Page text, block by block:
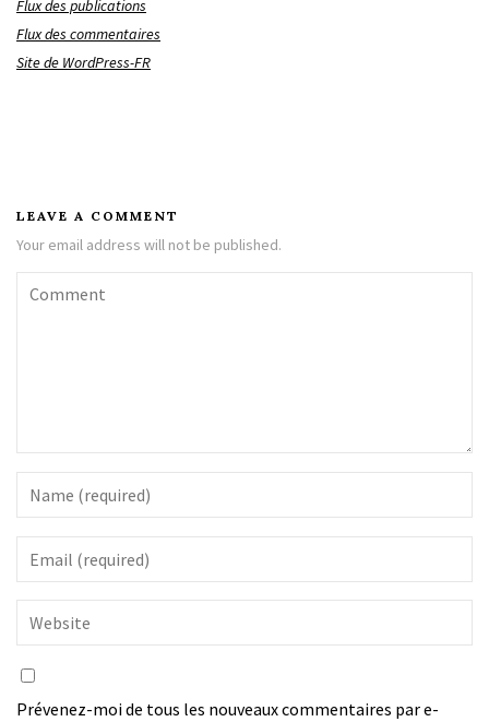
Flux des publications
Flux des commentaires
Site de WordPress-FR
LEAVE A COMMENT
Your email address will not be published.
Prévenez-moi de tous les nouveaux commentaires par e-